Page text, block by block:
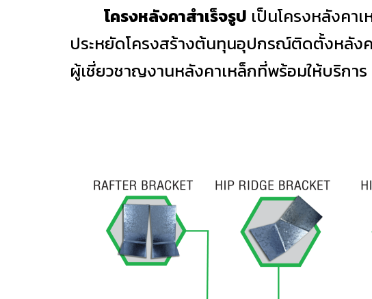
โครงหลังคาสำเร็จรูป เป็นโครงหลังคา
ประหยัดโครงสร้างต้นทุนอุปกรณ์ติดตั้งหลัง
ผู้เชี่ยวชาญงานหลังคาเหล็กที่พร้อมให้บริกา